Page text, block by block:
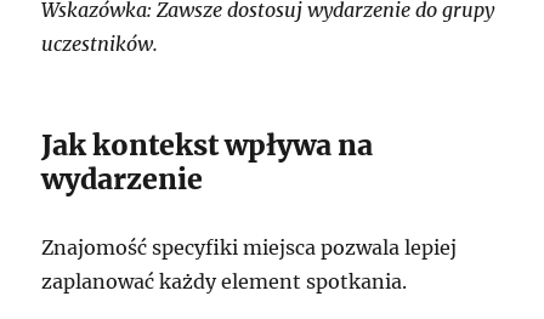
Wskazówka: Zawsze dostosuj wydarzenie do grupy
uczestników.
Jak kontekst wpływa na
wydarzenie
Znajomość specyfiki miejsca pozwala lepiej
zaplanować każdy element spotkania.